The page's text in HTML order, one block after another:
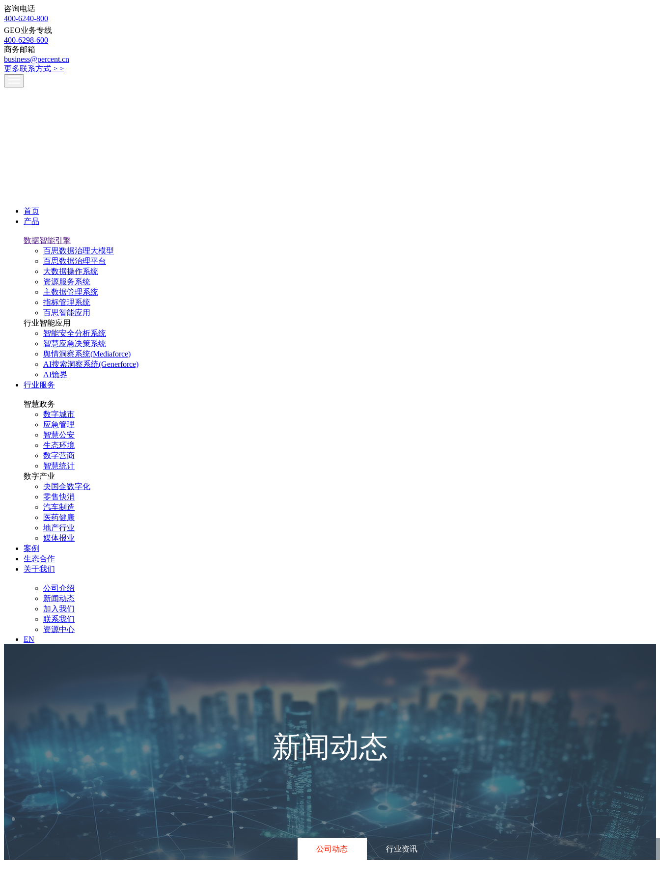
咨询电话
400-6240-800
GEO业务专线
400-6298-600
商务邮箱
business@percent.cn
更多联系方式 > >
首页
产品
数据智能引擎
百思数据治理大模型
百思数据治理平台
大数据操作系统
资源服务系统
主数据管理系统
指标管理系统
百思智能应用
行业智能应用
智能安全分析系统
智慧应急决策系统
舆情洞察系统(Mediaforce)
AI搜索洞察系统(Generforce)
AI镜界
行业服务
智慧政务
数字城市
应急管理
智慧公安
生态环境
数字营商
智慧统计
数字产业
央国企数字化
零售快消
汽车制造
医药健康
地产行业
媒体报业
案例
生态合作
关于我们
公司介绍
新闻动态
加入我们
联系我们
资源中心
EN
新闻动态
公司动态 行业资讯